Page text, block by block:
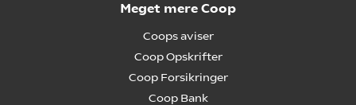
Meget mere Coop
Coops aviser
Coop Opskrifter
Coop Forsikringer
Coop Bank